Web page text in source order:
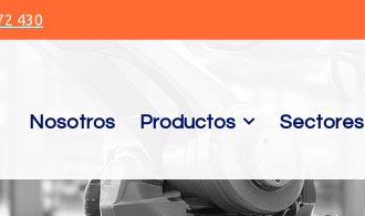
430
Nosotros Productos Sectores